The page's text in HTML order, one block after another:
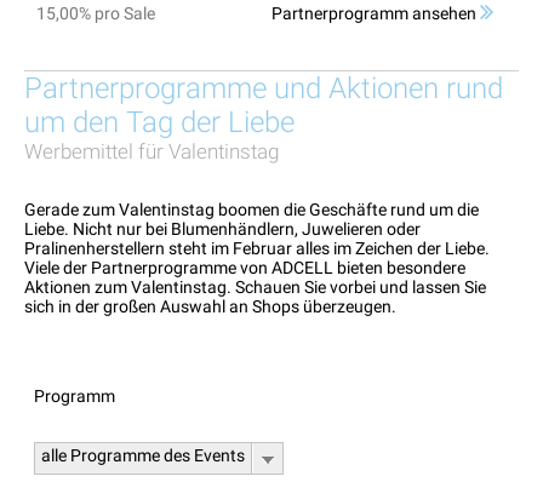
15,00% pro Sale Partnerprogramm ansehen
Partnerprogramme und Aktionen rund
um den Tag der Liebe
Werbemittel für Valentinstag
Gerade zum Valentinstag boomen die Geschäfte rund um die
Liebe. Nicht nur bei Blumenhändlern, Juwelieren oder
Pralinenherstellern steht im Februar alles im Zeichen der Liebe.
Viele der Partnerprogramme von ADCELL bieten besondere
Aktionen zum Valentinstag. Schauen Sie vorbei und lassen Sie
sich in der großen Auswahl an Shops überzeugen.
Programm
alle Programme des Events